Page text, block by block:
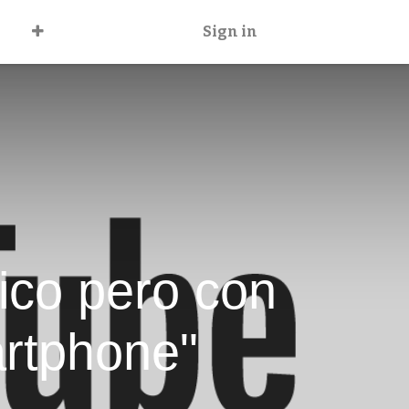
Sign in
pero con